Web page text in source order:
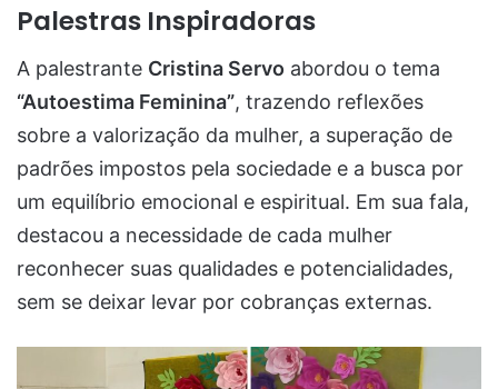
Palestras Inspiradoras
A palestrante Cristina Servo abordou o tema
“Autoestima Feminina”, trazendo reflexões
sobre a valorização da mulher, a superação de
padrões impostos pela sociedade e a busca por
um equilíbrio emocional e espiritual. Em sua fala,
destacou a necessidade de cada mulher
reconhecer suas qualidades e potencialidades,
sem se deixar levar por cobranças externas.